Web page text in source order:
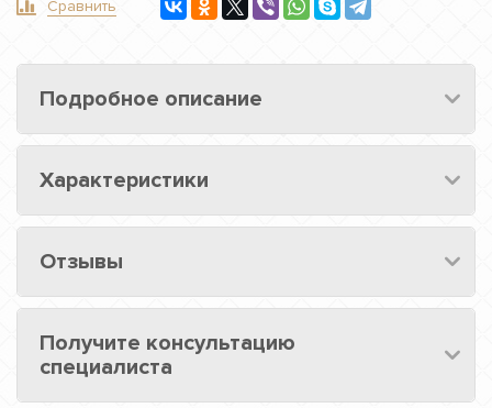
Сравнить
Подробное описание
Характеристики
Отзывы
Получите консультацию
специалиста